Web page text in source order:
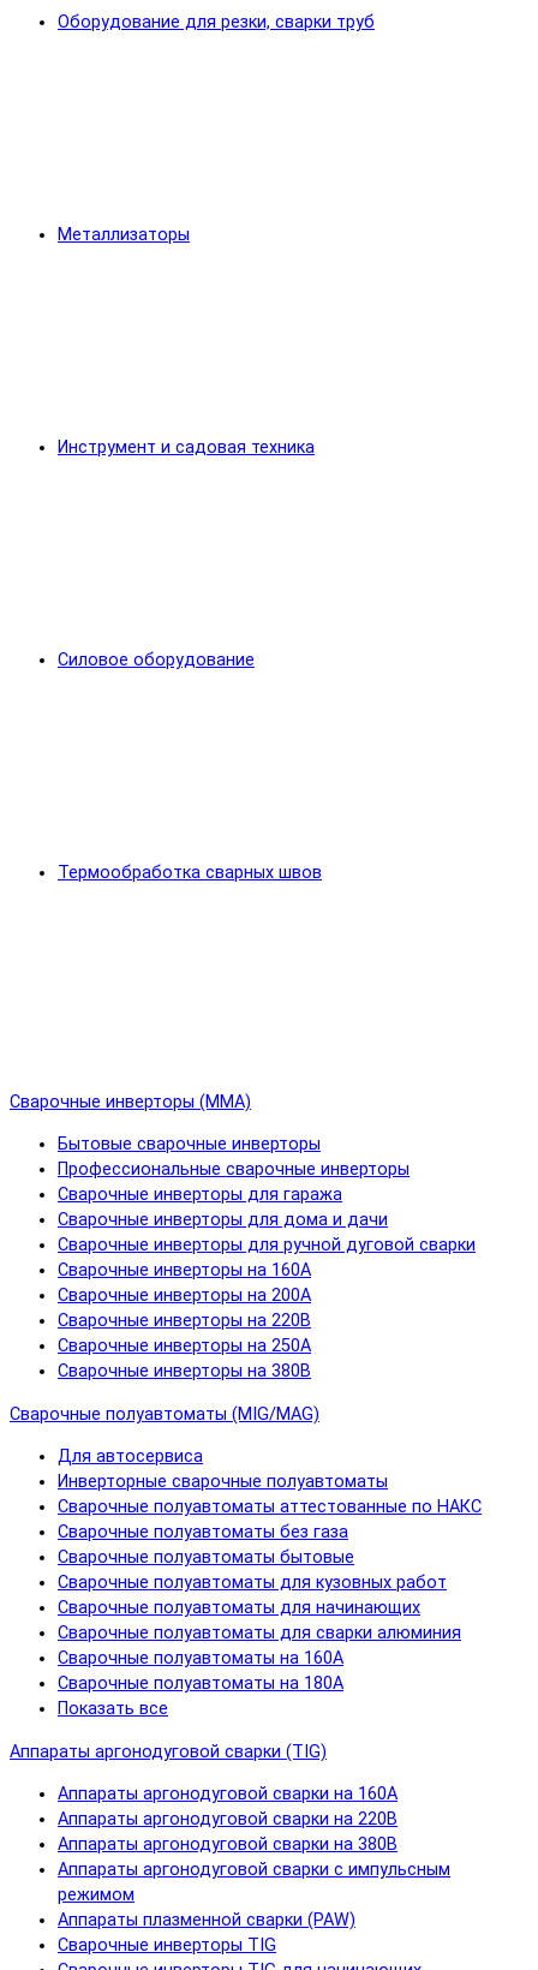
Оборудование для резки, сварки труб
Металлизаторы
Инструмент и садовая техника
Силовое оборудование
Термообработка сварных швов
Сварочные инверторы (MMA)
Бытовые сварочные инверторы
Профессиональные сварочные инверторы
Сварочные инверторы для гаража
Сварочные инверторы для дома и дачи
Сварочные инверторы для ручной дуговой сварки
Сварочные инверторы на 160А
Сварочные инверторы на 200А
Сварочные инверторы на 220В
Сварочные инверторы на 250А
Сварочные инверторы на 380В
Сварочные полуавтоматы (MIG/MAG)
Для автосервиса
Инверторные сварочные полуавтоматы
Сварочные полуавтоматы аттестованные по НАКС
Сварочные полуавтоматы без газа
Сварочные полуавтоматы бытовые
Сварочные полуавтоматы для кузовных работ
Сварочные полуавтоматы для начинающих
Сварочные полуавтоматы для сварки алюминия
Сварочные полуавтоматы на 160А
Сварочные полуавтоматы на 180А
Показать все
Аппараты аргонодуговой сварки (TIG)
Аппараты аргонодуговой сварки на 160А
Аппараты аргонодуговой сварки на 220В
Аппараты аргонодуговой сварки на 380В
Аппараты аргонодуговой сварки с импульсным
режимом
Аппараты плазменной сварки (PAW)
Сварочные инверторы TIG